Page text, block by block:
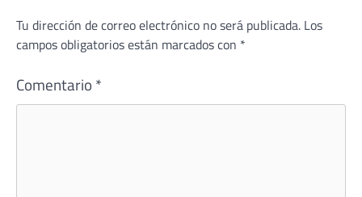
Tu dirección de correo electrónico no será publicada. Los
campos obligatorios están marcados con *
Comentario *